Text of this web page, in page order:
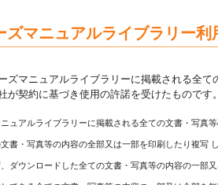
ズマニュアルライブラリー利
ズマニュアルライブラリーに掲載される全
が契約に基づき使用の許諾を受けたもので
ュアルライブラリーに掲載される全ての文書・写真
書・写真等の内容の全部又は一部を印刷したり複写
ダウンロードした全ての文書・写真等の内容の一